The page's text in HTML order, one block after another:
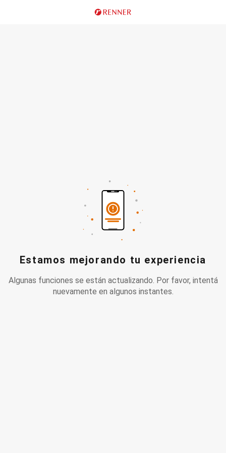
Estamos mejorando tu experiencia
Algunas funciones se están actualizando. Por favor, intentá
nuevamente en algunos instantes.